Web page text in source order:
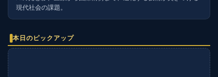
現代社会の課題。
本日のピックアップ